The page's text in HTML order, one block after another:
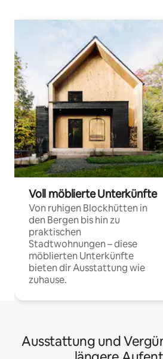
Voll möblierte Unterkünfte
Von ruhigen Blockhütten in
den Bergen bis hin zu
praktischen
Stadtwohnungen – diese
möblierten Unterkünfte
bieten dir Ausstattung wie
zuhause.
Ausstattung und